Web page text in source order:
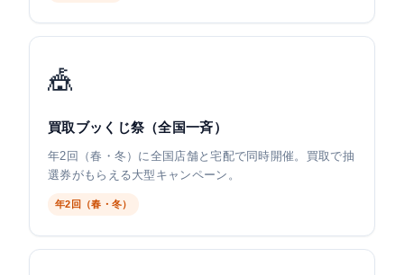
🎪
買取ブッくじ祭（全国一斉）
年2回（春・冬）に全国店舗と宅配で同時開催。買取で抽
選券がもらえる大型キャンペーン。
年2回（春・冬）